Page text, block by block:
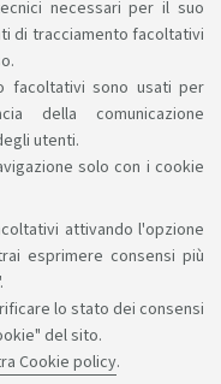
necessari per il suo
di tracciamento facoltativi
facoltativi sono usati per
della comunicazione
utenti.
solo con i cookie
attivando l'opzione
esprimere consensi più
lo stato dei consensi
del sito.
Cookie policy.
possibilità
le soluzioni
può offrirti.